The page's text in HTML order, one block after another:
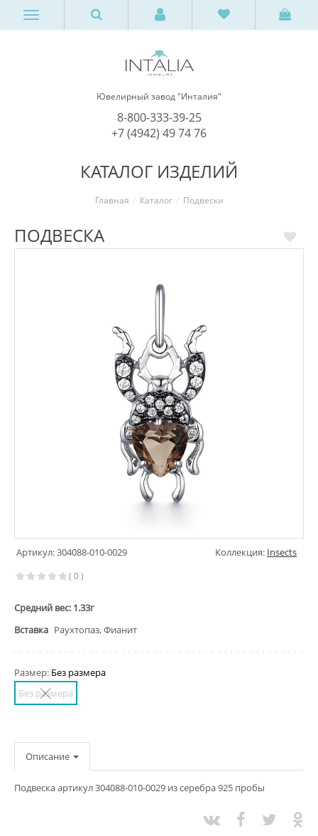
Ювелирный завод "Инталия"
8-800-333-39-25
+7 (4942) 49 74 76
КАТАЛОГ ИЗДЕЛИЙ
Главная Каталог Подвески
ПОДВЕСКА
Артикул: 304088-010-0029 Коллекция: Insects
( 0 )
Средний вес: 1.33г
Вставка Раухтопаз, Фианит
Размер: Без размера
Без размера
Описание
Подвеска артикул 304088-010-0029 из серебра 925 пробы